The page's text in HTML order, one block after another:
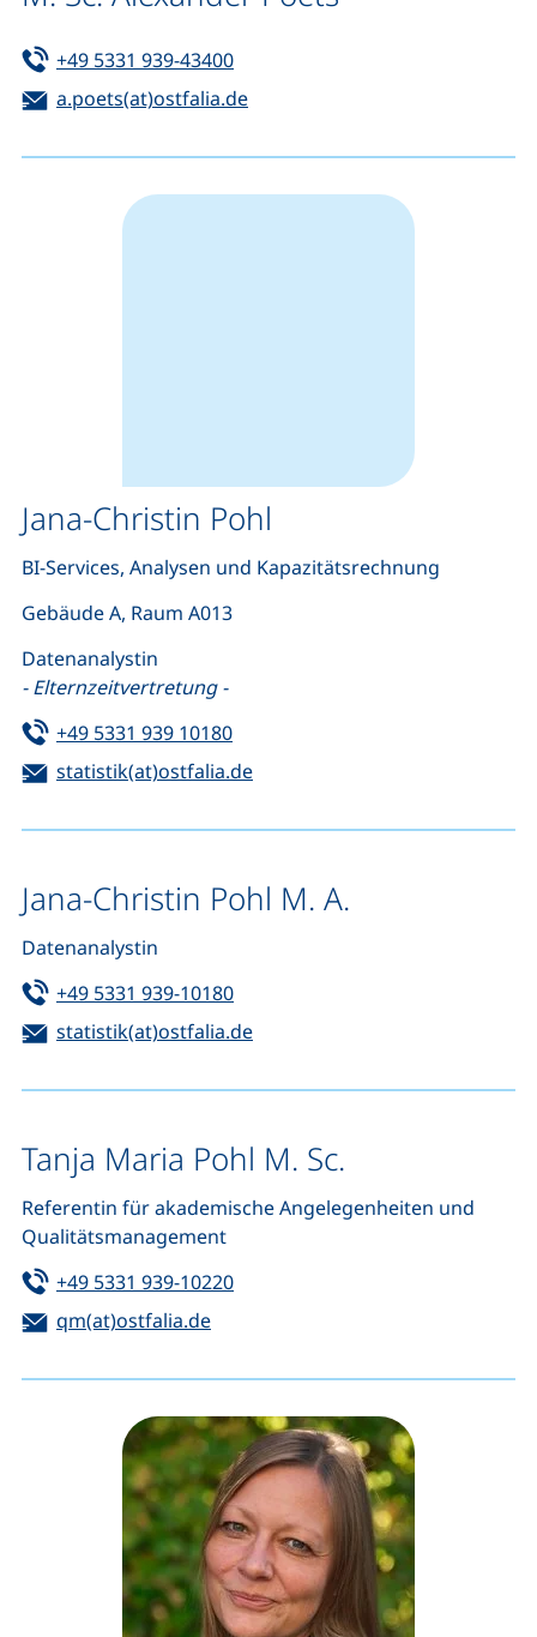
Tel:
+49 5331 939-43400(startet einen Telefonanruf,
E-Mail:
a.poets(at)ostfalia.de(öffnet Ihr E-Mail-Programm)
Jana-Christin Pohl
BI-Services, Analysen und Kapazitätsrechnung
Gebäude A, Raum A013
Datenanalystin
- Elternzeitvertretung -
Tel:
+49 5331 939 10180(startet einen Telefonanruf,
E-Mail:
statistik(at)ostfalia.de(öffnet Ihr E-Mail-Programm)
Jana-Christin Pohl M. A.
Datenanalystin
Tel:
+49 5331 939-10180(startet einen Telefonanruf,
E-Mail:
statistik(at)ostfalia.de(öffnet Ihr E-Mail-Programm)
Tanja Maria Pohl M. Sc.
Referentin für akademische Angelegenheiten und
Qualitätsmanagement
Tel:
+49 5331 939-10220(startet einen Telefonanruf,
E-Mail:
qm(at)ostfalia.de(öffnet Ihr E-Mail-Programm)